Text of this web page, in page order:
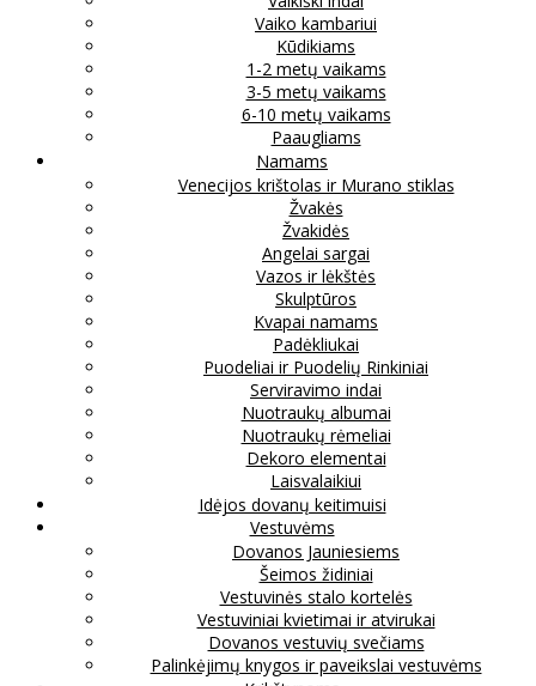
Vaiko kambariui
Kūdikiams
1-2 metų vaikams
3-5 metų vaikams
6-10 metų vaikams
Paaugliams
Namams
Venecijos krištolas ir Murano stiklas
Žvakės
Žvakidės
Angelai sargai
Vazos ir lėkštės
Skulptūros
Kvapai namams
Padėkliukai
Puodeliai ir Puodelių Rinkiniai
Serviravimo indai
Nuotraukų albumai
Nuotraukų rėmeliai
Dekoro elementai
Laisvalaikiui
Idėjos dovanų keitimuisi
Vestuvėms
Dovanos Jauniesiems
Šeimos židiniai
Vestuvinės stalo kortelės
Vestuviniai kvietimai ir atvirukai
Dovanos vestuvių svečiams
Palinkėjimų knygos ir paveikslai vestuvėms